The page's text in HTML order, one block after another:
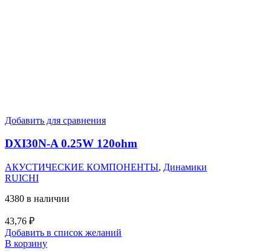
Добавить для сравнения
DXI30N-A 0.25W 120ohm
АКУСТИЧЕСКИЕ КОМПОНЕНТЫ, Динамики
RUICHI
4380 в наличии
43,76 ₽
Добавить в список желаний
В корзину